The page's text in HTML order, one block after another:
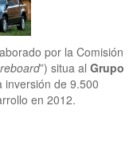
por la Comisión
”) situa al Grupo
inversión de 9.500
en 2012.